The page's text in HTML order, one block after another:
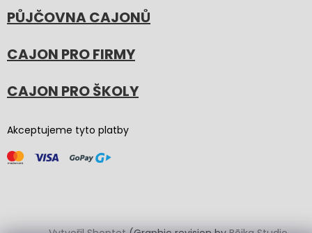
PŮJČOVNA CAJONŮ
CAJON PRO FIRMY
CAJON PRO ŠKOLY
Akceptujeme tyto platby